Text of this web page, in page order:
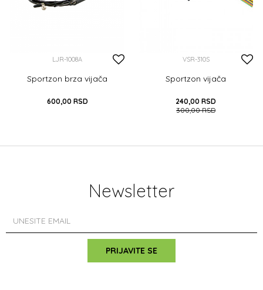
LJR-1008A
Sportzon brza vijača
600,00 RSD
VSR-310S
Sportzon vijača
240,00 RSD
300,00RSD
Newsletter
PRIJAVITE SE